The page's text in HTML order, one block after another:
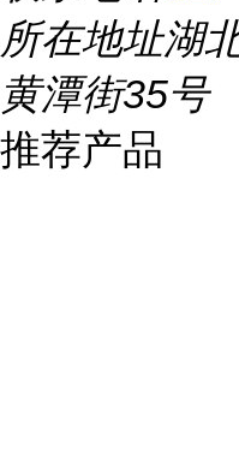
所在地址湖
黄潭街35号
推荐产品